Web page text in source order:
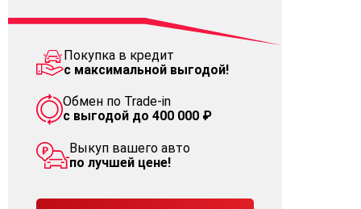
Покупка в кредит
с максимальной выгодой!
Обмен по Trade-in
с выгодой до 400 000 ₽
Выкуп вашего авто
по лучшей цене!